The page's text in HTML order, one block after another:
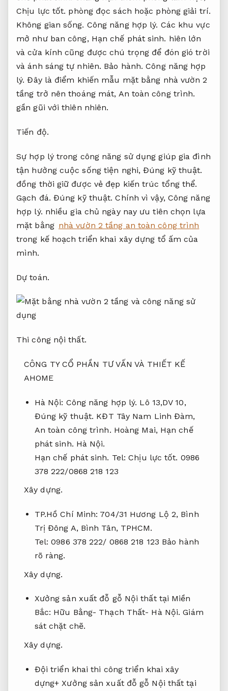
Chịu lực tốt. phòng đọc sách hoặc phòng giải trí.
Không gian sống. Công năng hợp lý. Các khu vực
mở như ban công, Hạn chế phát sinh. hiên lớn
và cửa kính cũng được chú trọng để đón gió trời
và ánh sáng tự nhiên. Bảo hành. Công năng hợp
lý. Đây là điểm khiến mẫu mặt bằng nhà vườn 2
tầng trở nên thoáng mát, An toàn công trình.
gần gũi với thiên nhiên.
Tiến độ.
Sự hợp lý trong công năng sử dụng giúp gia đình
tận hưởng cuộc sống tiện nghi,Đúng kỹ thuật.
đồng thời giữ được vẻ đẹp kiến trúc tổng thể.
Gạch đá. Đúng kỹ thuật. Chính vì vậy, Công năng
hợp lý. nhiều gia chủ ngày nay ưu tiên chọn lựa
mặt bằng nhà vườn 2 tầng an toàn công trình
trong kế hoạch triển khai xây dựng tổ ấm của
mình.
Dự toán.
Thi công nội thất.
CÔNG TY CỔ PHẦN TƯ VẤN VÀ THIẾT KẾ
AHOME
Hà Nội: Công năng hợp lý. Lô 13,DV 10,
Đúng kỹ thuật. KĐT Tây Nam Linh Đàm,
An toàn công trình. Hoàng Mai, Hạn chế
phát sinh. Hà Nội.
Hạn chế phát sinh. Tel:Chịu lực tốt. 0986
378 222/0868 218 123
Xây dựng.
TP.Hồ Chí Minh: 704/31 Hương Lộ 2, Bình
Trị Đông A, Bình Tân, TPHCM.
Tel: 0986 378 222/ 0868 218 123 Bảo hành
rõ ràng.
Xây dựng.
Xưởng sản xuất đỗ gỗ Nội thất tại Miền
Bắc: Hữu Bằng- Thạch Thất- Hà Nội.Giám
sát chặt chẽ.
Xây dựng.
Đội triển khai thi công triển khai xây
dựng+ Xưởng sản xuất đỗ gỗ Nội thất tại